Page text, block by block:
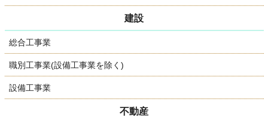
建設
総合工事業
職別工事業(設備工事業を除く)
設備工事業
不動産